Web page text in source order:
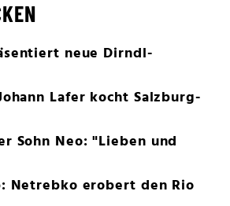
neue Dirndl-
Lafer kocht Salzburg-
Sohn Neo: "Lieben und
Netrebko erobert den Rio